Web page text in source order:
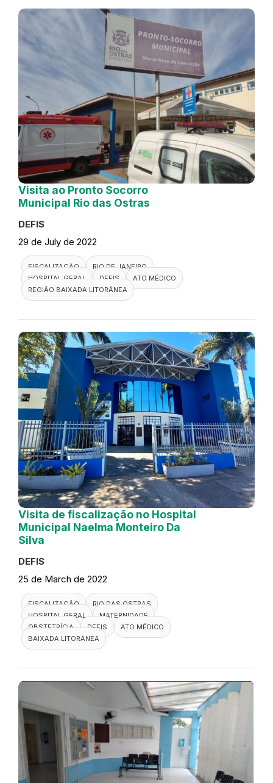
Visita ao Pronto Socorro
Municipal Rio das Ostras
DEFIS
29 de July de 2022
FISCALIZAÇÃO
RIO DE JANEIRO
HOSPITAL GERAL
DEFIS
ATO MÉDICO
REGIÃO BAIXADA LITORÂNEA
Visita de fiscalização no Hospital
Municipal Naelma Monteiro Da
Silva
DEFIS
25 de March de 2022
FISCALIZAÇÃO
RIO DAS OSTRAS
HOSPITAL GERAL
MATERNIDADE
OBSTETRÍCIA
DEFIS
ATO MÉDICO
BAIXADA LITORÂNEA